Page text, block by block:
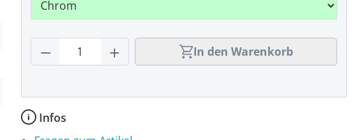
Produkt Anzahl: Gib den gewünschten
In den Warenkorb
Infos